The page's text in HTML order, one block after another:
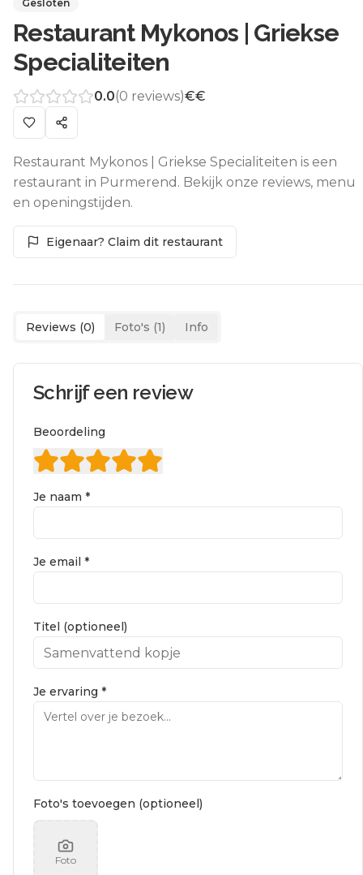
Gesloten
Restaurant Mykonos | Griekse
Specialiteiten
0.0(0 reviews)€€
Restaurant Mykonos | Griekse Specialiteiten is een
restaurant in Purmerend. Bekijk onze reviews, menu
en openingstijden.
Eigenaar? Claim dit restaurant
Reviews (0) Foto's (1) Info
Schrijf een review
Beoordeling
Je naam *
Je email *
Titel (optioneel)
Je ervaring *
Foto's toevoegen (optioneel)
Foto